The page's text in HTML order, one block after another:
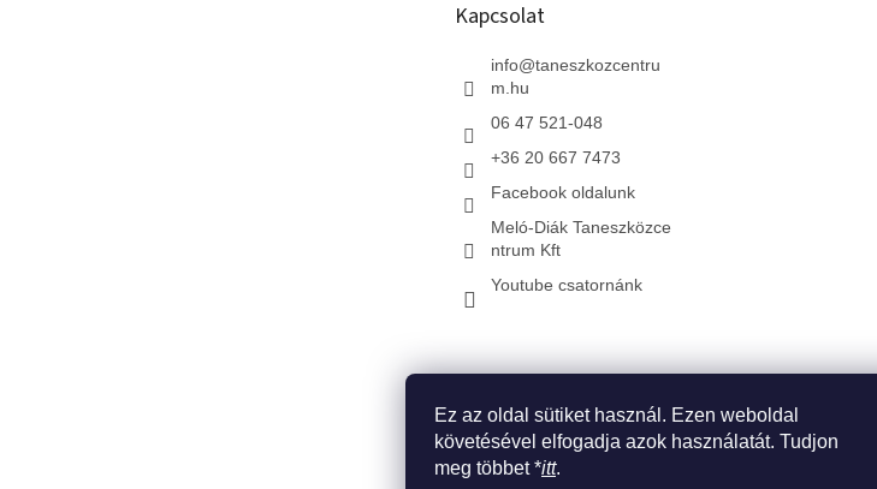
Ez az oldal sütiket használ. Ezen weboldal
követésével elfogadja azok használatát. Tudjon
meg többet *itt.
Kapcsolat
info@taneszkozcentru
m.hu
06 47 521-048
+36 20 667 7473
Facebook oldalunk
Meló-Diák Taneszközce
ntrum Kft
Youtube csatornánk
* Kezdőlap * Szlovákiai leányvállalatunk * Impresszum